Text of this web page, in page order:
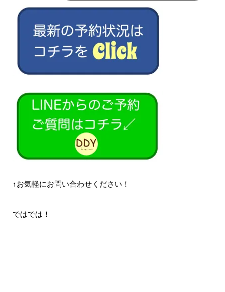
↑お気軽にお問い合わせください！
ではでは！